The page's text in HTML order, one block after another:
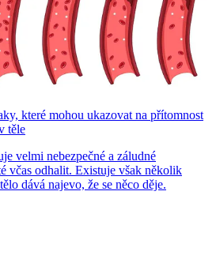
které mohou ukazovat na přítomnost
těle
velmi nebezpečné a záludné
včas odhalit. Existuje však několik
dává najevo, že se něco děje.